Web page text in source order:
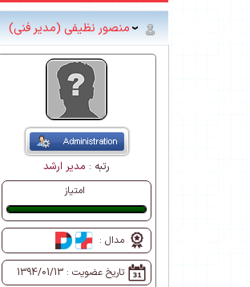
منصور نظیفی (مدیر فنی)
رتبه : مدیر ارشد
امتیاز
عالی
مدال :
تاریخ عضویت : 1394/01/13